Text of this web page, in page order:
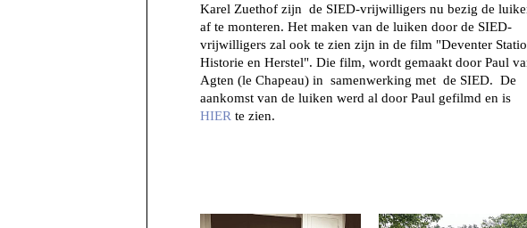
Karel Zuethof zijn de SIED-vrijwilligers nu bezig de
af te monteren. Het maken van de luiken door de SIED-
vrijwilligers zal ook te zien zijn in de film "Deventer
Historie en Herstel". Die film, wordt gemaakt door Paul
Agten (le Chapeau) in samenwerking met de SIED. De
aankomst van de luiken werd al door Paul gefilmd en is
HIER te zien.